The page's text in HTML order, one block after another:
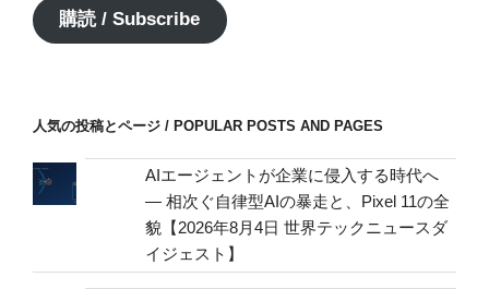
ア
ド
address
購読 / Subscribe
人気の投稿とページ / POPULAR POSTS AND PAGES
AIエージェントが企業に侵入する時代へ
— 相次ぐ自律型AIの暴走と、Pixel 11の全
貌【2026年8月4日 世界テックニュースダ
イジェスト】